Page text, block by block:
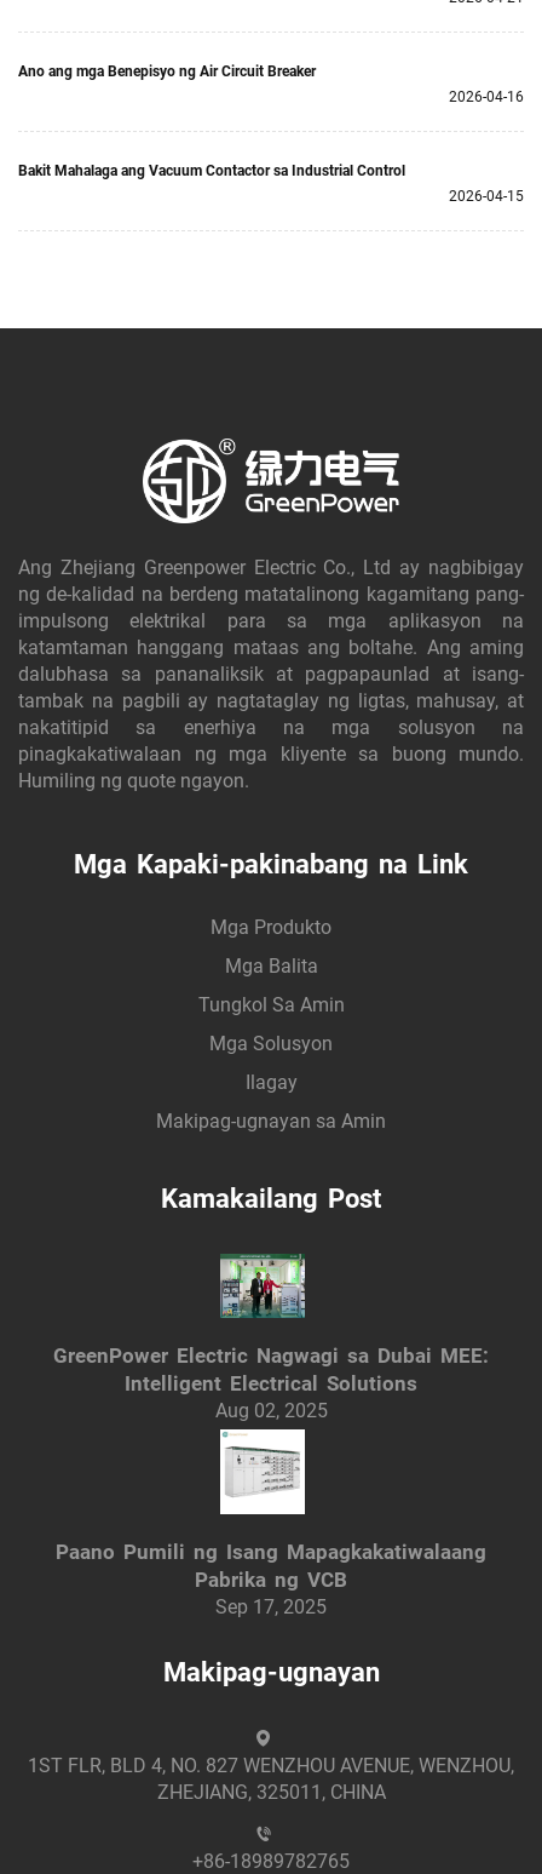
Ano ang mga Benepisyo ng Air Circuit Breaker
2026-04-16
Bakit Mahalaga ang Vacuum Contactor sa Industrial Control
2026-04-15
Ang Zhejiang Greenpower Electric Co., Ltd ay nagbibigay
ng de-kalidad na berdeng matatalinong kagamitang pang-
impulsong elektrikal para sa mga aplikasyon na
katamtaman hanggang mataas ang boltahe. Ang aming
dalubhasa sa pananaliksik at pagpapaunlad at isang-
tambak na pagbili ay nagtataglay ng ligtas, mahusay, at
nakatitipid sa enerhiya na mga solusyon na
pinagkakatiwalaan ng mga kliyente sa buong mundo.
Humiling ng quote ngayon.
Mga Kapaki-pakinabang na Link
Mga Produkto
Mga Balita
Tungkol Sa Amin
Mga Solusyon
Ilagay
Makipag-ugnayan sa Amin
Kamakailang Post
GreenPower Electric Nagwagi sa Dubai MEE:
Intelligent Electrical Solutions
Aug 02, 2025
Paano Pumili ng Isang Mapagkakatiwalaang
Pabrika ng VCB
Sep 17, 2025
Makipag-ugnayan
1ST FLR, BLD 4, NO. 827 WENZHOU AVENUE, WENZHOU,
ZHEJIANG, 325011, CHINA
+86-18989782765